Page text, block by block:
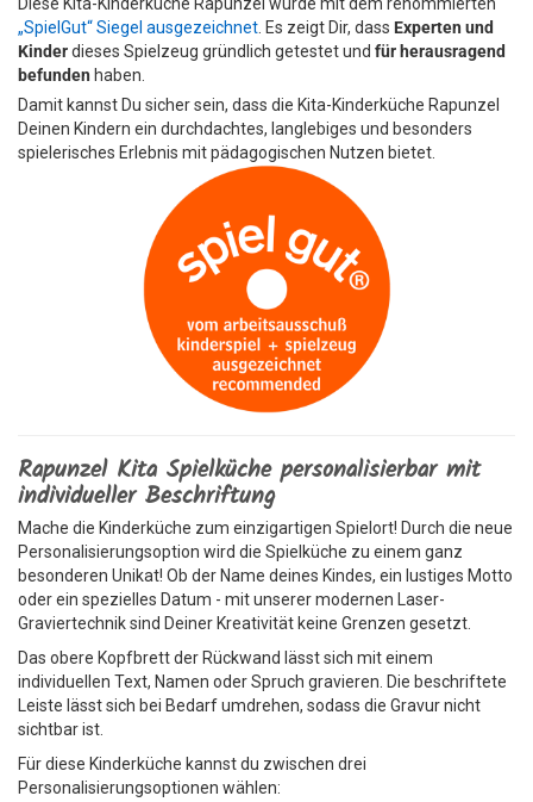
„SpielGut“ Siegel ausgezeichnet . Es zeigt Dir, dass Experten und
Kinderdieses Spielzeug gründlich getestet und für herausragend
befunden haben.
Damit kannst Du sicher sein, dass die Kita-Kinderküche Rapunzel
Deinen Kindern ein durchdachtes, langlebiges und besonders
spielerisches Erlebnis mit pädagogischen Nutzen bietet.
Rapunzel Kita Spielküche personalisierbar mit
individueller Beschriftung
Mache die Kinderküche zum einzigartigen Spielort! Durch die neue
Personalisierungsoption wird die Spielküche zu einem ganz
besonderen Unikat! Ob der Name deines Kindes, ein lustiges Motto
oder ein spezielles Datum - mit unserer modernen Laser-
Graviertechnik sind Deiner Kreativität keine Grenzen gesetzt.
Das obere Kopfbrett der Rückwand lässt sich mit einem
individuellen Text, Namen oder Spruch gravieren. Die beschriftete
Leiste lässt sich bei Bedarf umdrehen, sodass die Gravur nicht
sichtbar ist.
Für diese Kinderküche kannst du zwischen drei
Personalisierungsoptionen wählen: